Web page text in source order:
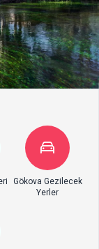
Gökova Gezilecek
Yerler